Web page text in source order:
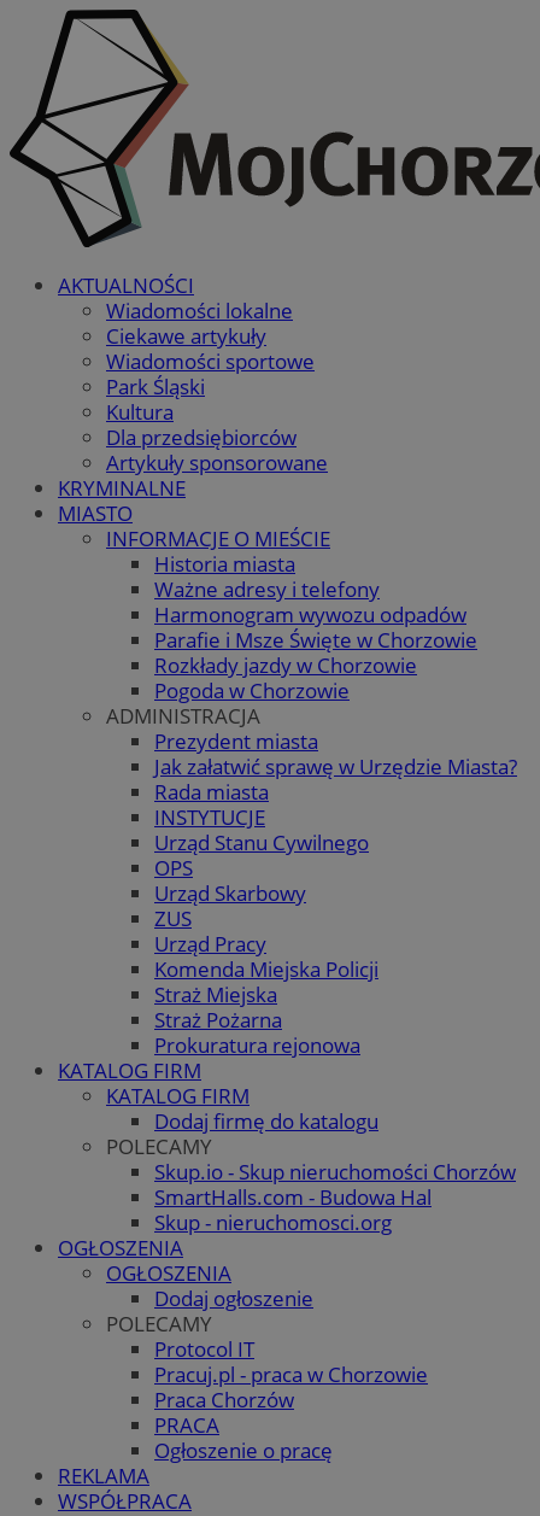
AKTUALNOŚCI
Wiadomości lokalne
Ciekawe artykuły
Wiadomości sportowe
Park Śląski
Kultura
Dla przedsiębiorców
Artykuły sponsorowane
KRYMINALNE
MIASTO
INFORMACJE O MIEŚCIE
Historia miasta
Ważne adresy i telefony
Harmonogram wywozu odpadów
Parafie i Msze Święte w Chorzowie
Rozkłady jazdy w Chorzowie
Pogoda w Chorzowie
ADMINISTRACJA
Prezydent miasta
Jak załatwić sprawę w Urzędzie Miasta?
Rada miasta
INSTYTUCJE
Urząd Stanu Cywilnego
OPS
Urząd Skarbowy
ZUS
Urząd Pracy
Komenda Miejska Policji
Straż Miejska
Straż Pożarna
Prokuratura rejonowa
KATALOG FIRM
KATALOG FIRM
Dodaj firmę do katalogu
POLECAMY
Skup.io - Skup nieruchomości Chorzów
SmartHalls.com - Budowa Hal
Skup - nieruchomosci.org
OGŁOSZENIA
OGŁOSZENIA
Dodaj ogłoszenie
POLECAMY
Protocol IT
Pracuj.pl - praca w Chorzowie
Praca Chorzów
PRACA
Ogłoszenie o pracę
REKLAMA
WSPÓŁPRACA